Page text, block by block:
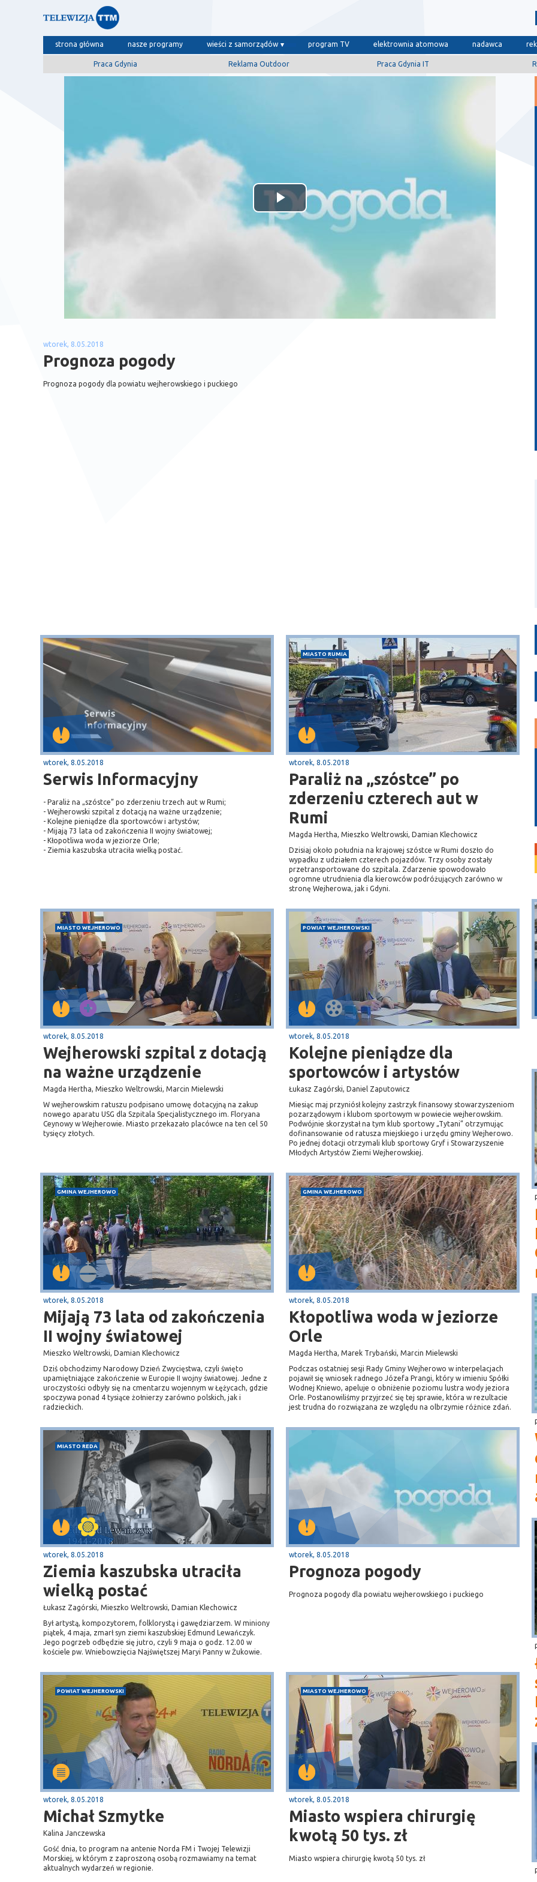
strona główna nasze programy wieści z samorządów program TV elektrownia atomowa nadawca
Praca Gdynia Reklama Outdoor Praca Gdynia IT
Odtwórz
wideo
wtorek, 8.05.2018
Prognoza pogody
Prognoza pogody dla powiatu wejherowskiego i puckiego
wtorek, 8.05.2018
Serwis Informacyjny
- Paraliż na „szóstce” po zderzeniu trzech aut w Rumi;
- Wejherowski szpital z dotacją na ważne urządzenie;
- Kolejne pieniądze dla sportowców i artystów;
- Mijają 73 lata od zakończenia II wojny światowej;
- Kłopotliwa woda w jeziorze Orle;
- Ziemia kaszubska utraciła wielką postać.
MIASTO RUMIA
wtorek, 8.05.2018
Paraliż na „szóstce” po
zderzeniu czterech aut w
Rumi
Magda Hertha, Mieszko Weltrowski, Damian Klechowicz
Dzisiaj około południa na krajowej szóstce w Rumi doszło do
wypadku z udziałem czterech pojazdów. Trzy osoby zostały
przetransportowane do szpitala. Zdarzenie spowodowało
ogromne utrudnienia dla kierowców podróżujących zarówno w
stronę Wejherowa, jak i Gdyni.
MIASTO WEJHEROWO
wtorek, 8.05.2018
Wejherowski szpital z dotacją
na ważne urządzenie
Magda Hertha, Mieszko Weltrowski, Marcin Mielewski
W wejherowskim ratuszu podpisano umowę dotacyjną na zakup
nowego aparatu USG dla Szpitala Specjalistycznego im. Floryana
Ceynowy w Wejherowie. Miasto przekazało placówce na ten cel 50
tysięcy złotych.
POWIAT WEJHEROWSKI
wtorek, 8.05.2018
Kolejne pieniądze dla
sportowców i artystów
Łukasz Zagórski, Daniel Zaputowicz
Miesiąc maj przyniósł kolejny zastrzyk finansowy stowarzyszeniom
pozarządowym i klubom sportowym w powiecie wejherowskim.
Podwójnie skorzystał na tym klub sportowy „Tytani” otrzymując
dofinansowanie od ratusza miejskiego i urzędu gminy Wejherowo.
Po jednej dotacji otrzymali klub sportowy Gryf i Stowarzyszenie
Młodych Artystów Ziemi Wejherowskiej.
GMINA WEJHEROWO
wtorek, 8.05.2018
Mijają 73 lata od zakończenia
II wojny światowej
Mieszko Weltrowski, Damian Klechowicz
Dziś obchodzimy Narodowy Dzień Zwycięstwa, czyli święto
upamiętniające zakończenie w Europie II wojny światowej. Jedne z
uroczystości odbyły się na cmentarzu wojennym w Łężycach, gdzie
spoczywa ponad 4 tysiące żołnierzy zarówno polskich, jak i
radzieckich.
GMINA WEJHEROWO
wtorek, 8.05.2018
Kłopotliwa woda w jeziorze
Orle
Magda Hertha, Marek Trybański, Marcin Mielewski
Podczas ostatniej sesji Rady Gminy Wejherowo w interpelacjach
pojawił się wniosek radnego Józefa Prangi, który w imieniu Spółki
Wodnej Kniewo, apeluje o obniżenie poziomu lustra wody jeziora
Orle. Postanowiliśmy przyjrzeć się tej sprawie, która w rezultacie
jest trudna do rozwiązana ze względu na olbrzymie różnice zdań.
MIASTO REDA
wtorek, 8.05.2018
Ziemia kaszubska utraciła
wielką postać
Łukasz Zagórski, Mieszko Weltrowski, Damian Klechowicz
Był artystą, kompozytorem, folklorystą i gawędziarzem. W miniony
piątek, 4 maja, zmarł syn ziemi kaszubskiej Edmund Lewańczyk.
Jego pogrzeb odbędzie się jutro, czyli 9 maja o godz. 12.00 w
kościele pw. Wniebowzięcia Najświętszej Maryi Panny w Żukowie.
wtorek, 8.05.2018
Prognoza pogody
Prognoza pogody dla powiatu wejherowskiego i puckiego
POWIAT WEJHEROWSKI
wtorek, 8.05.2018
Michał Szmytke
Kalina Janczewska
Gość dnia, to program na antenie Norda FM i Twojej Telewizji
Morskiej, w którym z zaproszoną osobą rozmawiamy na temat
aktualnych wydarzeń w regionie.
MIASTO WEJHEROWO
wtorek, 8.05.2018
Miasto wspiera chirurgię
kwotą 50 tys. zł
Miasto wspiera chirurgię kwotą 50 tys. zł
Sopot
plaża
Puck
Przystań, molo